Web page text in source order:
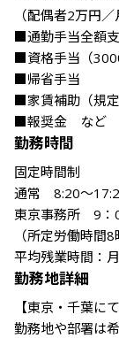
（配偶者2万円
■通勤手当全額
■資格手当（
■帰省手当
■家賃補助（規定
■報奨金　など
勤務時間
固定時間制
通常　8:20～
東京事務所　9
（所定労働時間
平均残業時間：
勤務地詳細
【東京・千葉に
勤務地や部署は